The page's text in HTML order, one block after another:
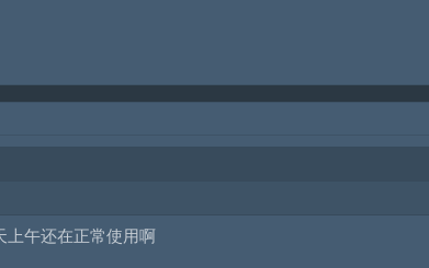
上午还在正常使用啊